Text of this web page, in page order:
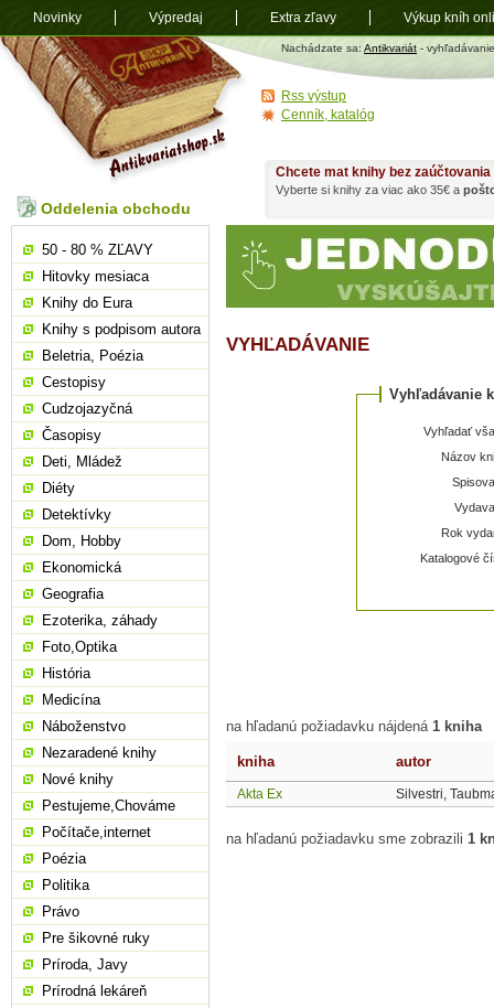
Antikvariát
shop.sk
Nachádzate sa: Antikvariát - vyhľadávanie
VYHĽADÁVANIE
Vyhľadávanie
Vyhľadať
Názov
Rok
Katalogové
na hľadanú požiadavku nájdená 1 kniha
kniha autor
Akta Ex Silvestri,
na hľadanú požiadavku sme zobrazili 1
Chcete mat knihy bez
Vyberte si knihy za viac ako 35€ a
Oddelenia obchodu
50 - 80 % ZĽAVY
Hitovky mesiaca
Knihy do Eura
Knihy s podpisom autora
Beletria, Poézia
Cestopisy
Cudzojazyčná
Časopisy
Deti, Mládež
Diéty
Detektívky
Dom, Hobby
Ekonomická
Geografia
Ezoterika, záhady
Foto,Optika
História
Medicína
Náboženstvo
Nezaradené knihy
Nové knihy
Pestujeme,Chováme
Počítače,internet
Poézia
Politika
Právo
Pre šikovné ruky
Príroda, Javy
Prírodná lekáreň
Rss výstup
Cenník, katalóg
Novinky Výpredaj Extra zľavy Výkup kníh